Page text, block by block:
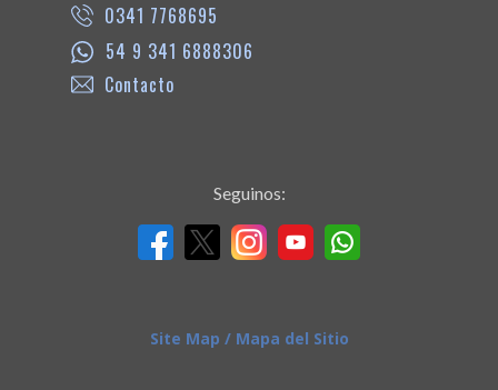
0341 7768695
54 9 341 6888306
Contacto
Seguinos:
Site Map / Mapa del Sitio